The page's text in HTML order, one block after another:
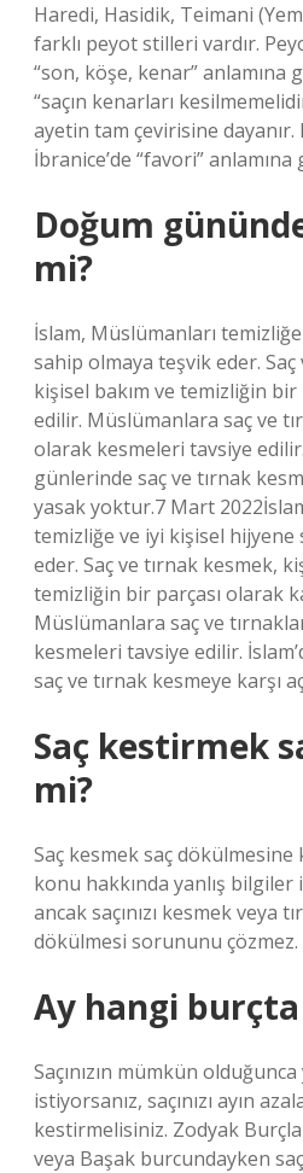
Haredi, Hasidik, Teimani
farklı peyot stilleri vardır.
“son, köşe, kenar” anlamına
“saçın kenarları
ayetin tam çevirisine
İbranice’de “favori” anlamına
Doğum
mi?
İslam, Müslümanları
sahip olmaya teşvik eder. Saç
kişisel bakım ve temizliğin
edilir. Müslümanlara saç ve
olarak kesmeleri tavsiye
günlerinde saç ve tırnak
yasak yoktur.7 Mart
temizliğe ve iyi kişisel
eder. Saç ve tırnak kesmek,
temizliğin bir parçası olarak
Müslümanlara saç ve
kesmeleri tavsiye edilir.
saç ve tırnak kesmeye karşı
Saç kestirmek
mi?
Saç kesmek saç dökülmesine
konu hakkında yanlış bilgiler
ancak saçınızı kesmek veya
dökülmesi sorununu çözmez.
Ay hangi
Saçınızın mümkün olduğunca
istiyorsanız, saçınızı ayın
kestirmelisiniz. Zodyak
veya Başak burcundayken